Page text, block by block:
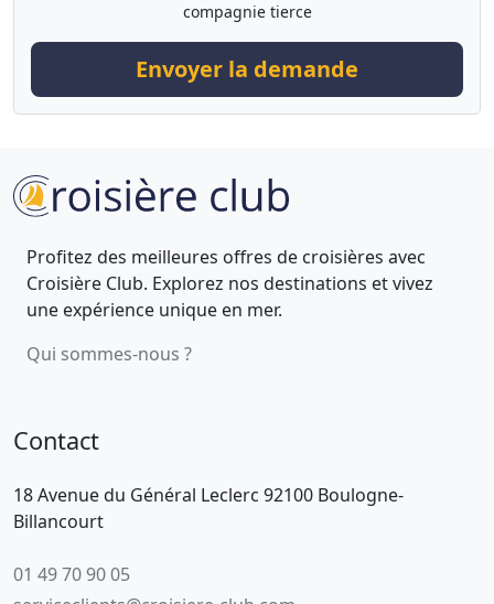
compagnie tierce
Envoyer la demande
Profitez des meilleures offres de croisières avec
Croisière Club. Explorez nos destinations et vivez
une expérience unique en mer.
Qui sommes-nous ?
Contact
18 Avenue du Général Leclerc 92100 Boulogne-
Billancourt
01 49 70 90 05